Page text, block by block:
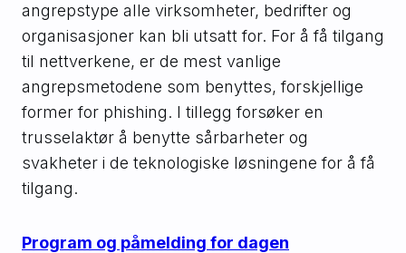
angrepstype alle virksomheter, bedrifter og
organisasjoner kan bli utsatt for. For å få tilgang
til nettverkene, er de mest vanlige
angrepsmetodene som benyttes, forskjellige
former for phishing. I tillegg forsøker en
trusselaktør å benytte sårbarheter og
svakheter i de teknologiske løsningene for å få
tilgang.
Program og påmelding for dagen